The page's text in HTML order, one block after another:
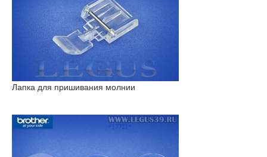
Лапка для пришивания молнии